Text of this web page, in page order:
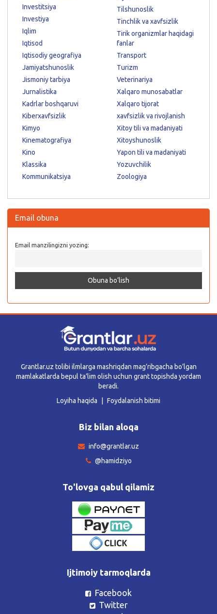
Investitsiya
Investiya
Iqlim
Iqtisod
Iqtisodiy geografiya
Jamiyatshunoslik
Jismoniy tarbiya
Jurnalistika
Kadrlar boshqaruvi
Kiberxavfsizlik
Kimyo
Kinematografiya
Kino
Klassika
Kommunikatsiya
Tilshunoslik
Tinchlik va xavfsizlik
Tirik organizmlar haqidagi
fanlar
Transport
Turizm
Veterinariya
Xalqaro munosabatlar
Xalqaro tijorat
xavfsizlik va rivojlanish
Xitoy tili va madaniyati
Xitoyshunoslik
Yapon tili va madaniyati
Yozuvchilik
Zoologiya
Email obuna
Email manzilingizni yozing:
Grantlar.uz tolibi ilmlarga mashriqdan mag’ribgacha bo’lgan
mamlakatlarda bepul ta’lim olish uchun grant topishda yordam
beradi.
Loyiha haqida
Foydalanish bitimi
Biz bilan aloqa
info@grantlar.uz
@hamidziyo
To'lovga qabul qilamiz
Ijtimoiy tarmoqlarda
Facebook
Twitter